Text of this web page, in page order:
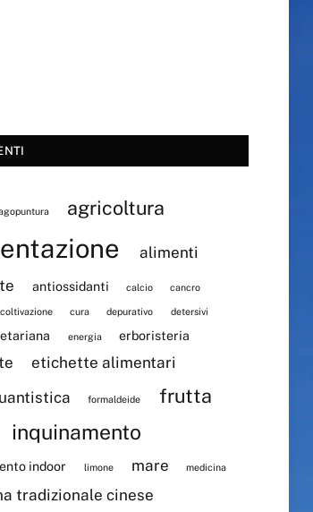
agricoltura
alimenti
antiossidanti calcio cancro
coltivazione cura depurativo detersivi
energia erboristeria
etichette alimentari
formaldeide frutta
inquinamento
indoor limone mare medicina
tradizionale cinese